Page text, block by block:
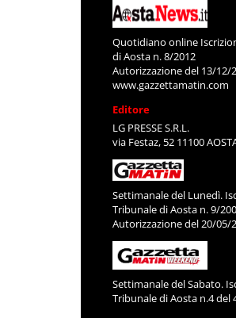
Quotidiano online
di Aosta n. 8/2012
Autorizzazione del 13/12/
www.gazzettamatin.com
Editore
LG PRESSE S.R.L.
via Festaz, 52 11100
Settimanale del Lunedì.
Tribunale di Aosta n. 9/
Autorizzazione del 20/05/
Settimanale del Sabato.
Tribunale di Aosta n.4 del